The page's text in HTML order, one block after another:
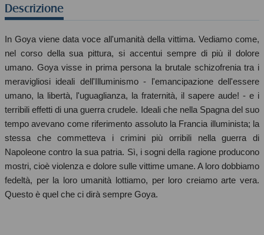
Descrizione
In Goya viene data voce all'umanità della vittima. Vediamo come,
nel corso della sua pittura, si accentui sempre di più il dolore
umano. Goya visse in prima persona la brutale schizofrenia tra i
meravigliosi ideali dell'Illuminismo - l'emancipazione dell'essere
umano, la libertà, l'uguaglianza, la fraternità, il sapere aude! - e i
terribili effetti di una guerra crudele. Ideali che nella Spagna del suo
tempo avevano come riferimento assoluto la Francia illuminista; la
stessa che commetteva i crimini più orribili nella guerra di
Napoleone contro la sua patria. Sì, i sogni della ragione producono
mostri, cioè violenza e dolore sulle vittime umane. A loro dobbiamo
fedeltà, per la loro umanità lottiamo, per loro creiamo arte vera.
Questo è quel che ci dirà sempre Goya.